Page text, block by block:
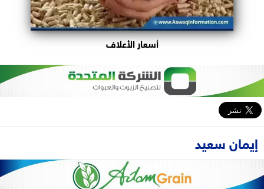
أسعار الأعلاف
إيمان سعيد